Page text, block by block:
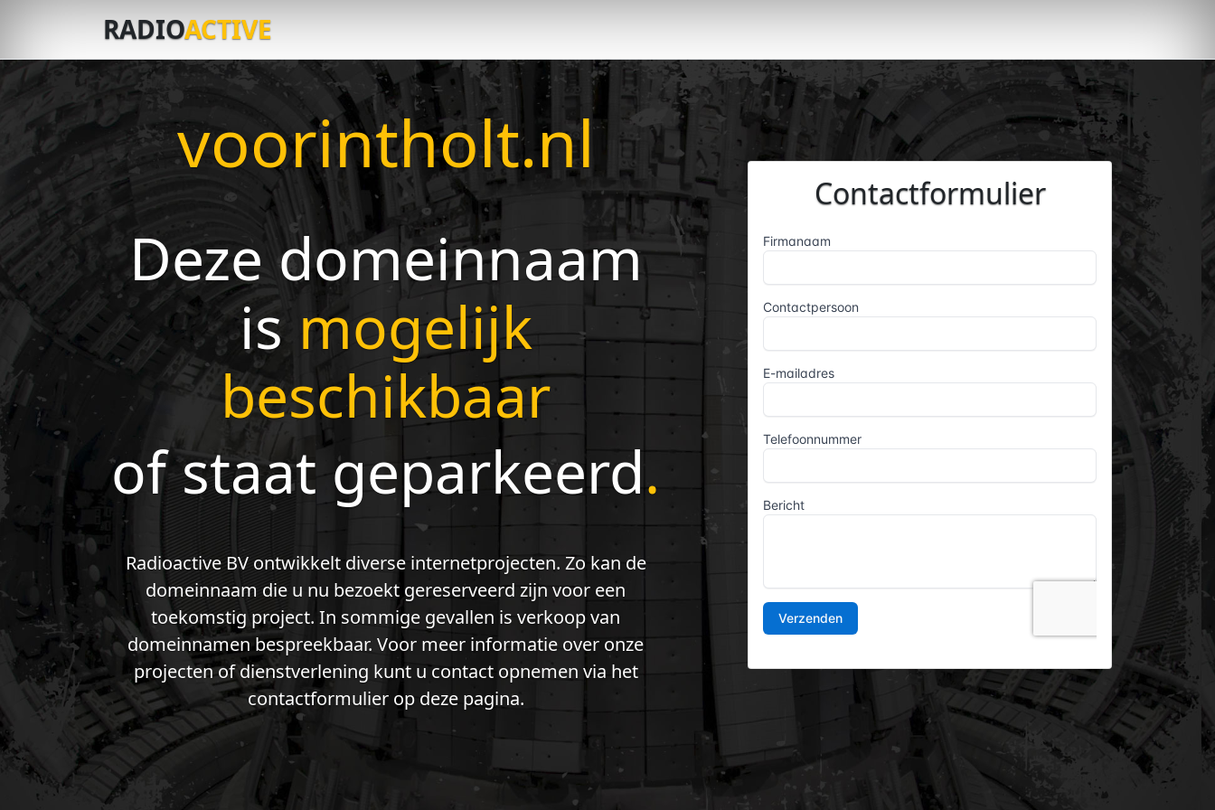
RADIOACTIVE
voorintholt.nl
Deze domeinnaam
is mogelijk
beschikbaar
of staat geparkeerd.
Radioactive BV ontwikkelt diverse internetprojecten. Zo kan de
domeinnaam die u nu bezoekt gereserveerd zijn voor een
toekomstig project. In sommige gevallen is verkoop van
domeinnamen bespreekbaar. Voor meer informatie over onze
projecten of dienstverlening kunt u contact opnemen via het
contactformulier op deze pagina.
Contactformulier